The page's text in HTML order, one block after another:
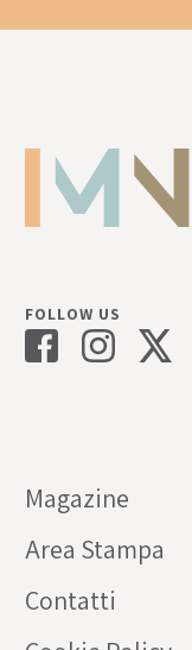
FOLLOW US
Magazine
Area Stampa
Contatti